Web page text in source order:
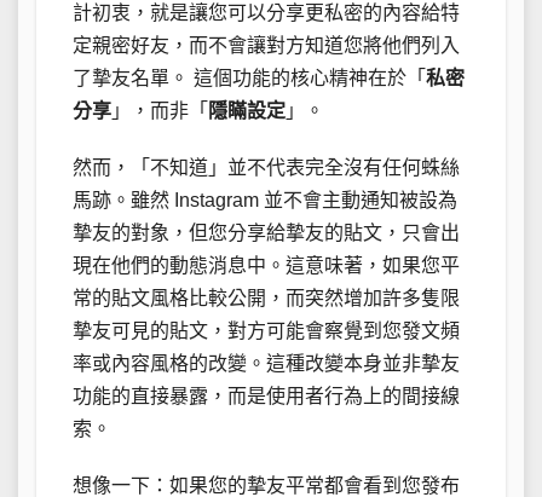
計初衷，就是讓您可以分享更私密的內容給特
定親密好友，而不會讓對方知道您將他們列入
了摯友名單。 這個功能的核心精神在於「 私密
分享 」，而非「 隱瞞設定 」。
然而，「不知道」並不代表完全沒有任何蛛絲
馬跡。雖然 Instagram 並不會主動通知被設為
摯友的對象，但您分享給摯友的貼文，只會出
現在他們的動態消息中。這意味著，如果您平
常的貼文風格比較公開，而突然增加許多隻限
摯友可見的貼文，對方可能會察覺到您發文頻
率或內容風格的改變。這種改變本身並非摯友
功能的直接暴露，而是使用者行為上的間接線
索。
想像一下：如果您的摯友平常都會看到您發布